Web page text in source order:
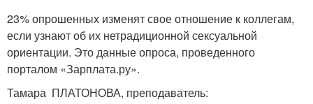
23% опрошенных изменят свое отношение к коллегам,
если узнают об их нетрадиционной сексуальной
ориентации. Это данные опроса, проведенного
порталом «Зарплата.ру».
Тамара ПЛАТОНОВА, преподаватель: